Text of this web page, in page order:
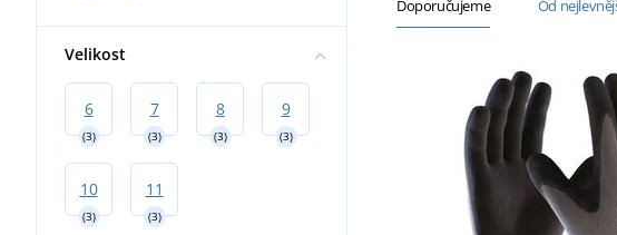
Velikost
6
(3)
7
(3)
8
(3)
9
(3)
10
(3)
11
(3)
Doporučujeme Od